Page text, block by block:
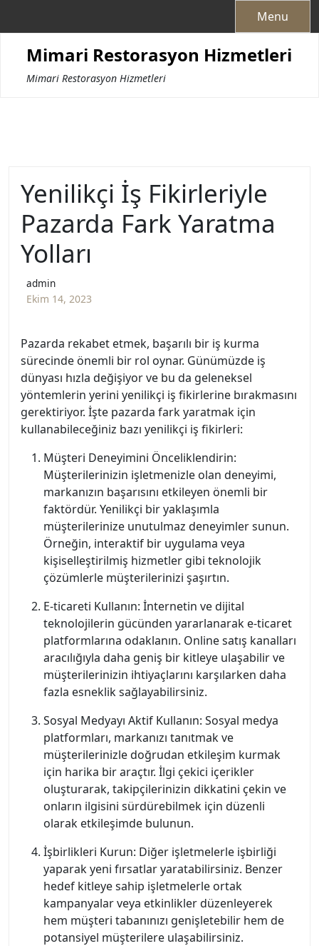
Menu
Mimari Restorasyon Hizmetleri
Mimari Restorasyon Hizmetleri
Yenilikçi İş Fikirleriyle
Pazarda Fark Yaratma
Yolları
admin
Ekim 14, 2023
Pazarda rekabet etmek, başarılı bir iş kurma
sürecinde önemli bir rol oynar. Günümüzde iş
dünyası hızla değişiyor ve bu da geleneksel
yöntemlerin yerini yenilikçi iş fikirlerine bırakmasını
gerektiriyor. İşte pazarda fark yaratmak için
kullanabileceğiniz bazı yenilikçi iş fikirleri:
Müşteri Deneyimini Önceliklendirin:
Müşterilerinizin işletmenizle olan deneyimi,
markanızın başarısını etkileyen önemli bir
faktördür. Yenilikçi bir yaklaşımla
müşterilerinize unutulmaz deneyimler sunun.
Örneğin, interaktif bir uygulama veya
kişiselleştirilmiş hizmetler gibi teknolojik
çözümlerle müşterilerinizi şaşırtın.
E-ticareti Kullanın: İnternetin ve dijital
teknolojilerin gücünden yararlanarak e-ticaret
platformlarına odaklanın. Online satış kanalları
aracılığıyla daha geniş bir kitleye ulaşabilir ve
müşterilerinizin ihtiyaçlarını karşılarken daha
fazla esneklik sağlayabilirsiniz.
Sosyal Medyayı Aktif Kullanın: Sosyal medya
platformları, markanızı tanıtmak ve
müşterilerinizle doğrudan etkileşim kurmak
için harika bir araçtır. İlgi çekici içerikler
oluşturarak, takipçilerinizin dikkatini çekin ve
onların ilgisini sürdürebilmek için düzenli
olarak etkileşimde bulunun.
İşbirlikleri Kurun: Diğer işletmelerle işbirliği
yaparak yeni fırsatlar yaratabilirsiniz. Benzer
hedef kitleye sahip işletmelerle ortak
kampanyalar veya etkinlikler düzenleyerek
hem müşteri tabanınızı genişletebilir hem de
potansiyel müşterilere ulaşabilirsiniz.